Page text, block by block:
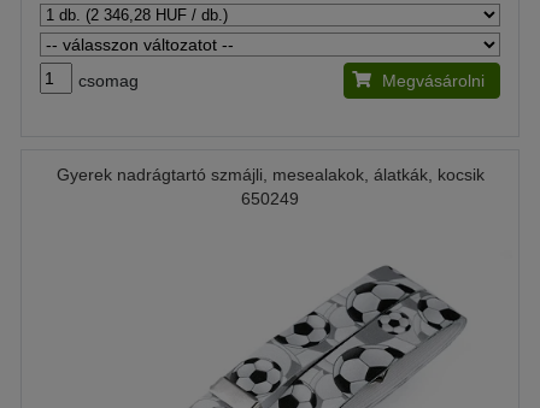
csomag Megvásárolni
Gyerek nadrágtartó szmájli, mesealakok, álatkák, kocsik
650249